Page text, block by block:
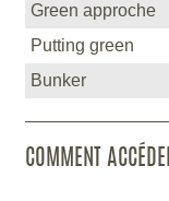
Green approche
Putting green
Bunker
COMMENT